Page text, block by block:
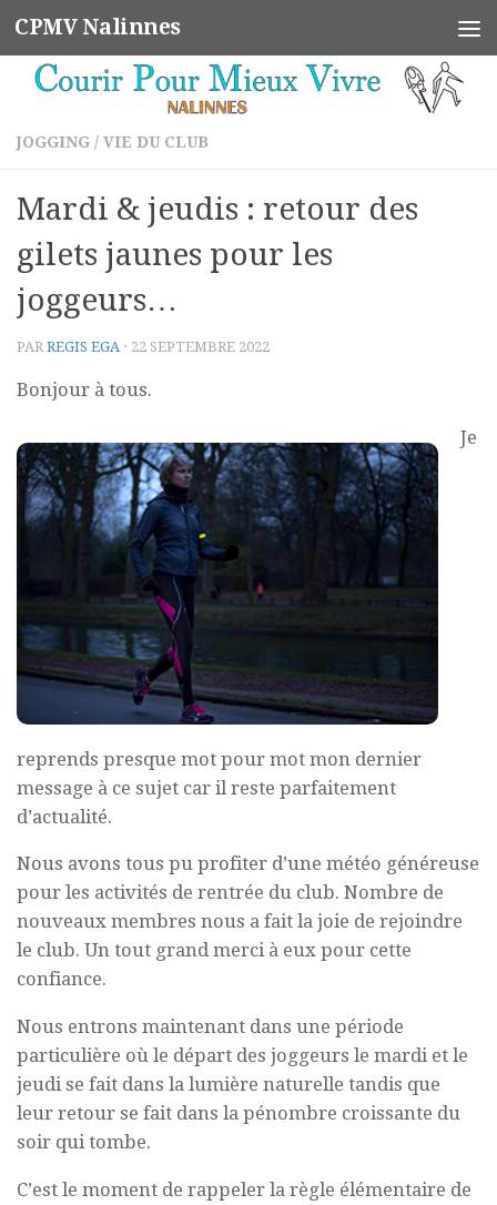
Skip to content
CPMV Nalinnes
JOGGING / VIE DU CLUB
Mardi & jeudis : retour des
gilets jaunes pour les
joggeurs…
PAR REGIS EGA · 22 SEPTEMBRE 2022
Bonjour à tous.
Je
reprends presque mot pour mot mon dernier
message à ce sujet car il reste parfaitement
d’actualité.
Nous avons tous pu profiter d’une météo généreuse
pour les activités de rentrée du club. Nombre de
nouveaux membres nous a fait la joie de rejoindre
le club. Un tout grand merci à eux pour cette
confiance.
Nous entrons maintenant dans une période
particulière où le départ des joggeurs le mardi et le
jeudi se fait dans la lumière naturelle tandis que
leur retour se fait dans la pénombre croissante du
soir qui tombe.
C’est le moment de rappeler la règle élémentaire de